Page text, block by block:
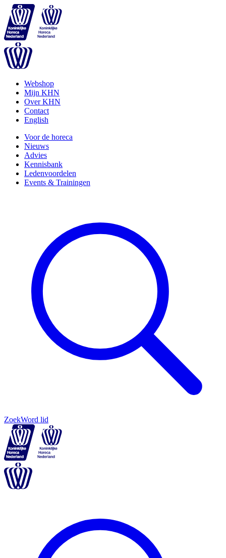
Webshop
Mijn KHN
Over KHN
Contact
English
Voor de horeca
Nieuws
Advies
Kennisbank
Ledenvoordelen
Events & Trainingen
ZoekWord lid